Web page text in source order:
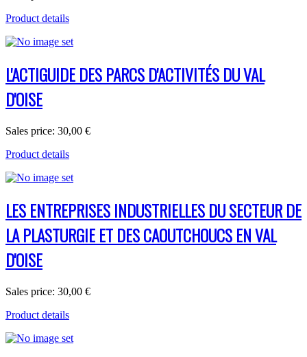
Product details
L'ACTIGUIDE DES PARCS D'ACTIVITÉS DU VAL
D'OISE
Sales price: 30,00 €
Product details
LES ENTREPRISES INDUSTRIELLES DU SECTEUR DE
LA PLASTURGIE ET DES CAOUTCHOUCS EN VAL
D'OISE
Sales price: 30,00 €
Product details